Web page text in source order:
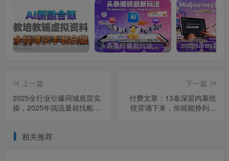
育儿教学教培新玩法，AI生成教学视频，市场大，操作简单，变现天花板非常高 头条搬砖最新玩法，文章+视频用AI全搞定，一天5张+不是问题，每天只需10分钟
上一篇
2025全行业引爆同城底层实
操，2025年搞流量就找船
下一篇
付费文章：13条深层内幕统
统背诵下来，你就能挣到自
相关推荐